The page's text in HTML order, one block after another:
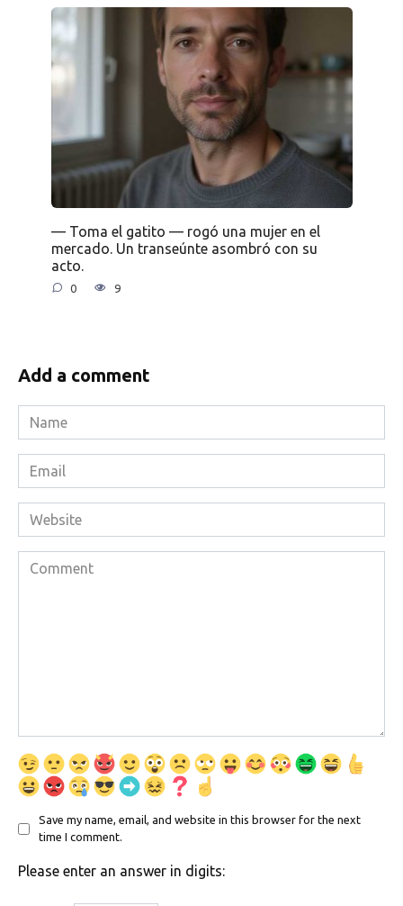
— Toma el gatito — rogó una mujer en el
mercado. Un transeúnte asombró con su
acto.
0 9
Add a comment
Name
*
Email
*
Website
Comment
Save my name, email, and website in this browser for the next
time I comment.
Please enter an answer in digits: